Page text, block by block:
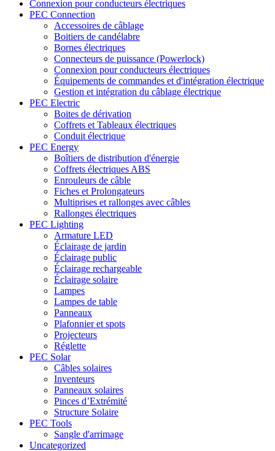
Connexion pour conducteurs électriques
PEC Connection
Accessoires de câblage
Boitiers de candélabre
Bornes électriques
Connecteurs de puissance (Powerlock)
Connexion pour conducteurs électriques
Équipements de commandes et d'intégration électrique
Gestion et intégration du câblage électrique
PEC Electric
Boites de dérivation
Coffrets et Tableaux électriques
Conduit électrique
PEC Energy
Boîtiers de distribution d'énergie
Coffrets électriques ABS
Enrouleurs de câble
Fiches et Prolongateurs
Multiprises et rallonges avec câbles
Rallonges électriques
PEC Lighting
Armature LED
Éclairage de jardin
Éclairage public
Éclairage rechargeable
Éclairage solaire
Lampes
Lampes de table
Panneaux
Plafonnier et spots
Projecteurs
Réglette
PEC Solar
Câbles solaires
Inventeurs
Panneaux solaires
Pinces d’Extrémité
Structure Solaire
PEC Tools
Sangle d'arrimage
Uncategorized